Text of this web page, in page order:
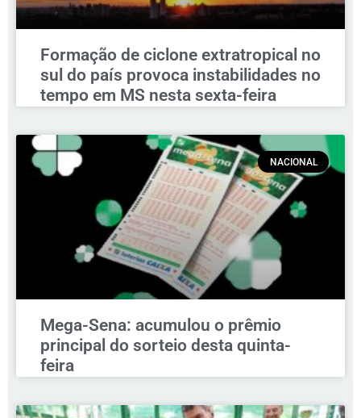
Formação de ciclone extratropical no
sul do país provoca instabilidades no
tempo em MS nesta sexta-feira
NACIONAL
Mega-Sena: acumulou o prêmio
principal do sorteio desta quinta-
feira